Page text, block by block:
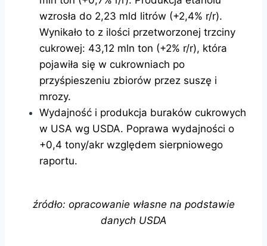
wzrosła do 2,23 mld litrów (+2,4% r/r).
Wynikało to z ilości przetworzonej trzciny
cukrowej: 43,12 mln ton (+2% r/r), która
pojawiła się w cukrowniach po
przyśpieszeniu zbiorów przez suszę i
mrozy.
Wydajność i produkcja buraków cukrowych
w USA wg USDA. Poprawa wydajności o
+0,4 tony/akr względem sierpniowego
raportu.
źródło: opracowanie własne na podstawie
danych USDA